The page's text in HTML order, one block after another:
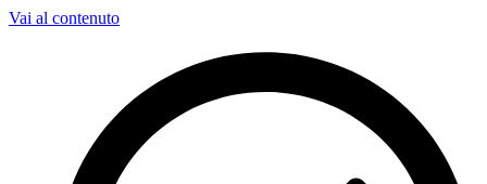
Vai al contenuto